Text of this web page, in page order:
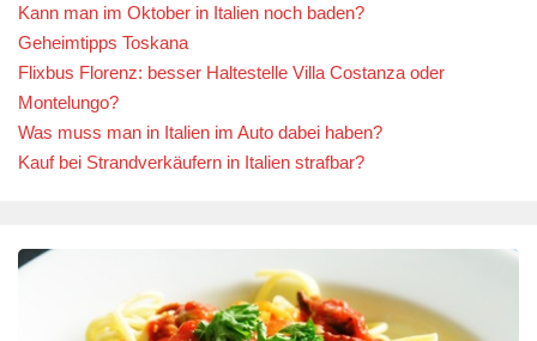
Kann man im Oktober in Italien noch baden?
Geheimtipps Toskana
Flixbus Florenz: besser Haltestelle Villa Costanza oder
Montelungo?
Was muss man in Italien im Auto dabei haben?
Kauf bei Strandverkäufern in Italien strafbar?